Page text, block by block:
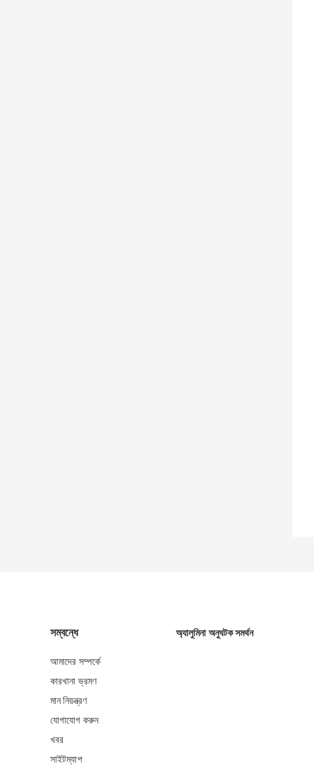
সম্বন্ধে
আমাদের সম্পর্কে
কারখানা ভ্রমণ
মান নিয়ন্ত্রণ
যোগাযোগ করুন
খবর
সাইটম্যাপ
অ্যালুমিনা অনুঘটক সমর্থন